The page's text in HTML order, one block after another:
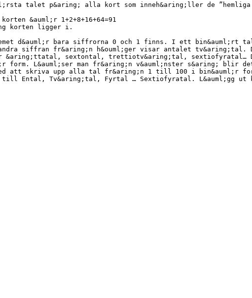
talet p&aring; alla kort som inneh&aring;ller de
&auml;r 1+2+8+16+64=91
korten ligger i.
d&auml;r bara siffrorna 0 och 1 finns. I ett bin&auml;rt
siffran fr&aring;n h&ouml;ger visar antalet tv&aring;tal.
&aring;ttatal, sextontal, trettiotv&aring;tal, sextiofyratal…
L&auml;ser man fr&aring;n v&auml;nster s&aring; blir det
att skriva upp alla tal fr&aring;n 1 till 100 i bin&auml;r
till Ental, Tv&aring;tal, Fyrtal … Sextiofyratal. L&auml;gg ut